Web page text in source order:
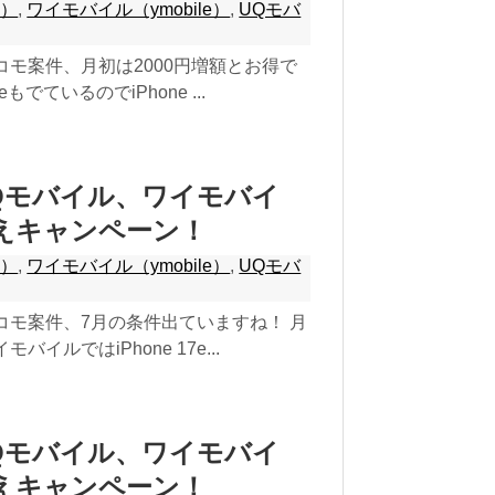
, ワイモバイル（ymobile） , UQモバ
モ案件、月初は2000円増額とお得で
でているのでiPhone ...
バイル、ワイモバイ
キャンペーン！
, ワイモバイル（ymobile） , UQモバ
案件、7月の条件出ていますね！ 月
モバイルではiPhone 17e...
バイル、ワイモバイ
キャンペーン！